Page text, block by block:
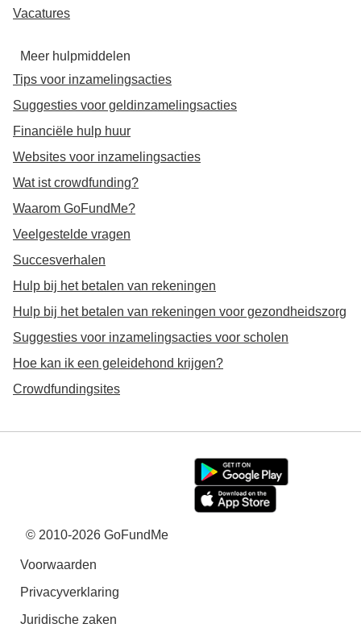
Vacatures
Meer hulpmiddelen
Tips voor inzamelingsacties
Suggesties voor geldinzamelingsacties
Financiële hulp huur
Websites voor inzamelingsacties
Wat ist crowdfunding?
Waarom GoFundMe?
Veelgestelde vragen
Succesverhalen
Hulp bij het betalen van rekeningen
Hulp bij het betalen van rekeningen voor gezondheidszorg
Suggesties voor inzamelingsacties voor scholen
Hoe kan ik een geleidehond krijgen?
Crowdfundingsites
© 2010-2026 GoFundMe
Voorwaarden
Privacyverklaring
Juridische zaken